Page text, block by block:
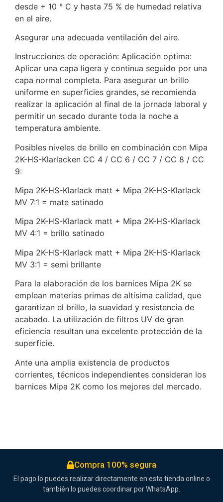
desde + 10 ° C y hasta 75 % de humedad relativa
en el aire.
Asegurar una adecuada ventilación del aire.
Instrucciones de operación: Aplicación optima:
Aplicar una capa ligera y continua seguido por una
capa normal completa. Para asegurar un brillo
uniforme en superficies grandes, se recomienda
realizar la aplicación al final de la jornada laboral y
permitir un secado durante toda la noche a
temperatura ambiente.
Posibles niveles de brillo en combinación con Mipa
2K-HS-Klarlacken CC 4 / CC 6 / CC 7 / CC 8 / CC
9:
Mipa 2K-HS-Klarlack matt + Mipa 2K-HS-Klarlack
MV 7:1 = mate satinado
Mipa 2K-HS-Klarlack matt + Mipa 2K-HS-Klarlack
MV 4:1 = brillo satinado
Mipa 2K-HS-Klarlack matt + Mipa 2K-HS-Klarlack
MV 3:1 = semi brillante
Para la elaboración de los barnices Mipa 2K se
emplean materias primas de altísima calidad, que
garantizan el brillo, la suavidad y resistencia de
acabado. La utilización de filtros UV de gran
eficiencia resultan una excelente protección de la
superficie.
Ante una amplia existencia de productos
corrientes, técnicos independientes consideran los
barnices Mipa 2K como los mejores del mercado.
Compra 100% segura
El pago lo puedes realizar directamente en esta tienda online o
también lo puedes coordinar por WhatsApp.